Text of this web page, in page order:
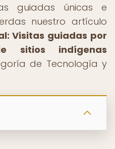
guiadas únicas e
nuestro artículo
Visitas guiadas por
sitios indígenas
de Tecnología y